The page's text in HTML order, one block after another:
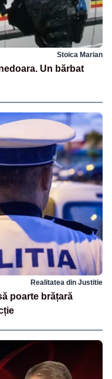
Stoica Marian
Un bărbat
Realitatea din Justitie
poarte brățară